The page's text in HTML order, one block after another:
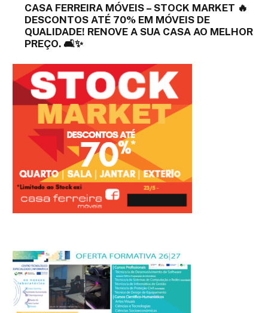
CASA FERREIRA MÓVEIS – STOCK MARKET 🔥
DESCONTOS ATÉ 70% EM MÓVEIS DE
QUALIDADE! RENOVE A SUA CASA AO MELHOR
PREÇO. 🛋️✨